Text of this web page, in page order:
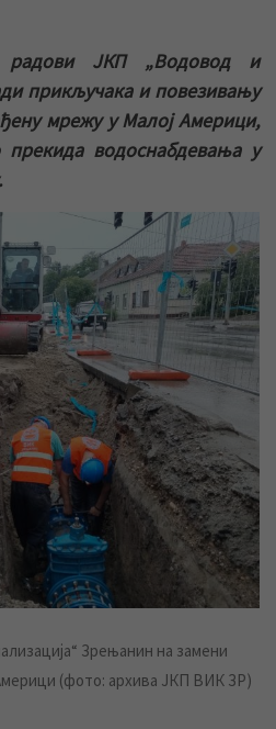
ЈКП „Водовод и
прикључака и повезивању
мрежу у Малој Америци,
водоснабдевања у
Зрењанин на замени
(фото: архива ЈКП ВИК ЗР)